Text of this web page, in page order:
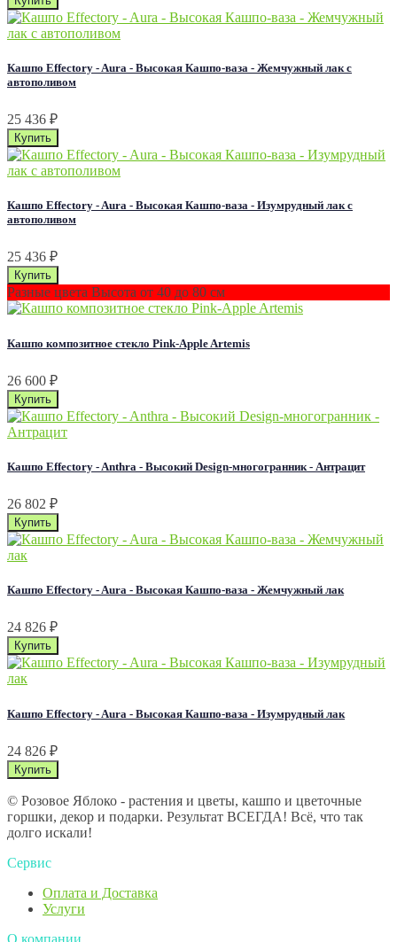
Кашпо Effectory - Aura - Высокая Кашпо-ваза - Жемчужный лак с
автополивом
25 436 ₽
Кашпо Effectory - Aura - Высокая Кашпо-ваза - Изумрудный лак с
автополивом
25 436 ₽
Разные цвета Высота от 40 до 80 см
Кашпо композитное стекло Pink-Apple Artemis
26 600 ₽
Кашпо Effectory - Anthra - Высокий Design-многогранник - Антрацит
26 802 ₽
Кашпо Effectory - Aura - Высокая Кашпо-ваза - Жемчужный лак
24 826 ₽
Кашпо Effectory - Aura - Высокая Кашпо-ваза - Изумрудный лак
24 826 ₽
© Розовое Яблоко - растения и цветы, кашпо и цветочные
горшки, декор и подарки. Результат ВСЕГДА! Всё, что так
долго искали!
Сервис
Оплата и Доставка
Услуги
О компании